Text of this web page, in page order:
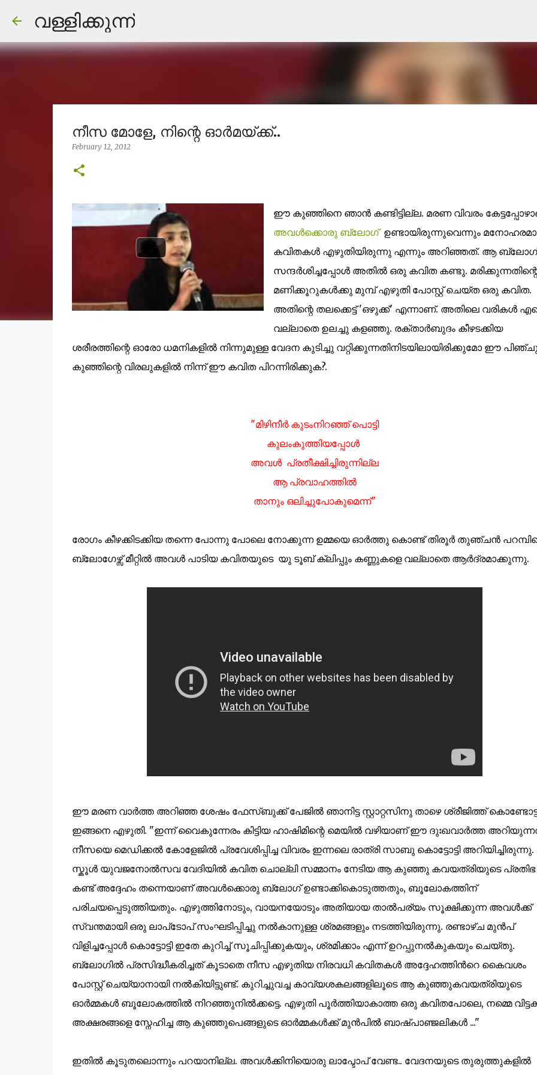
വള്ളിക്കുന്ന്
നീസ മോളേ, നിന്റെ ഓര്‍മയ്ക്ക്..
February 12, 2012
ഈ കുഞ്ഞിനെ ഞാന്‍ കണ്ടിട്ടില്ല. മരണ വിവരം
അവള്‍ക്കൊരു ബ്ലോഗ്‌ ഉണ്ടായിരുന്നുവെന്നും
കവിതകള്‍ എഴുതിയിരുന്നു എന്നും അറിഞ്ഞത്. ആ ബ്ലോഗ്‌
സന്ദര്‍ശിച്ചപ്പോള്‍ അതില്‍ ഒരു കവിത കണ്ടു.
മണിക്കൂറുകള്‍ക്കു മുമ്പ് എഴുതി പോസ്റ്റ്‌ ചെയ്ത ഒരു കവിത.
അതിന്റെ തലക്കെട്ട്‌ 'ഒഴുക്ക്' എന്നാണ്. അതിലെ വരികള്‍
വല്ലാതെ ഉലച്ചു കളഞ്ഞു. രക്താര്‍ബുദം കീഴടക്കിയ
ശരീരത്തിന്റെ ഓരോ ധമനികളില്‍ നിന്നുമുള്ള വേദന കുടിച്ചു വറ്റിക്കുന്നതിനിടയിലായിരിക്കുമോ ഈ
കുഞ്ഞിന്റെ വിരലുകളില്‍ നിന്ന് ഈ കവിത പിറന്നിരിക്കുക?.
"മിഴിനീര്‍ കുടംനിറഞ്ഞ് പൊട്ടി
കുലംകുത്തിയപ്പോള്‍
അവള്‍ പ്രതീക്ഷിച്ചിരുന്നില്ല
ആ പ്രവാഹത്തില്‍
താനും ഒലിച്ചുപോകുമെന്ന്"
രോഗം കീഴക്കിടക്കിയ തന്നെ പോന്നു പോലെ നോക്കുന്ന ഉമ്മയെ ഓര്‍ത്തു കൊണ്ട് തിരൂര്‍ തുഞ്ചന്‍
ബ്ലോഗേഴ്സ് മീറ്റില്‍ അവള്‍ പാടിയ കവിതയുടെ യു ടൂബ് ക്ലിപ്പും കണ്ണുകളെ വല്ലാതെ ആര്‍ദ്രമാക്കുന്നു.
ഈ മരണ വാര്‍ത്ത അറിഞ്ഞ ശേഷം ഫേസ്ബുക്ക്‌ പേജില്‍ ഞാനിട്ട സ്റ്റാറ്റസിനു താഴെ ശ്രീജിത്ത്‌
ഇങ്ങനെ എഴുതി. "ഇന്ന് വൈകുന്നേരം കിട്ടിയ ഹാഷിമിന്റെ മെയില്‍ വഴിയാണ് ഈ ദുഃഖവാര്‍ത്ത
നീസയെ മെഡിക്കല്‍ കോളേജില്‍ പ്രവേശിപ്പിച്ച വിവരം ഇന്നലെ രാത്രി സാബു കൊട്ടോട്ടി അറിയിച്ചിരുന്നു.
സ്കൂള്‍ യുവജനോല്‍സവ വേദിയില്‍ കവിത ചൊല്ലി സമ്മാനം നേടിയ ആ കുഞ്ഞു കവയത്രിയുടെ പ്രതിഭ
കണ്ട് അദ്ദേഹം തന്നെയാണ് അവള്‍ക്കൊരു ബ്ലോഗ്‌ ഉണ്ടാക്കികൊടുത്തതും, ബൂലോകത്തിന്
പരിചയപ്പെടുത്തിയതും. എഴുത്തിനോടും, വായനയോടും അതിയായ താല്‍പര്യം സൂക്ഷിക്കുന്ന അവള്‍ക്ക്
സ്വന്തമായി ഒരു ലാപ്‌ടോപ്‌ സംഘടിപ്പിച്ചു നല്‍കാനുള്ള ശ്രമങ്ങളും നടത്തിയിരുന്നു. രണ്ടാഴ്ച മുന്‍പ്‌
വിളിച്ചപ്പോള്‍ കൊട്ടോട്ടി ഇതേ കുറിച്ച് സൂചിപ്പിക്കുകയും, ശ്രമിക്കാം എന്ന് ഉറപ്പുനല്‍കുകയും ചെയ്തു.
ബ്ലോഗില്‍ പ്രസിദ്ധീകരിച്ചത് കൂടാതെ നീസ എഴുതിയ നിരവധി കവിതകള്‍ അദ്ദേഹത്തിന്‍റെ കൈവശം
പോസ്റ്റ്‌ ചെയ്യാനായി നല്‍കിയിട്ടുണ്ട്. കുറിച്ചുവച്ച കാവ്യശകലങ്ങളിലൂടെ ആ കുഞ്ഞുകവയത്രിയുടെ
ഓര്‍മ്മകള്‍ ബൂലോകത്തില്‍ നിറഞ്ഞുനില്‍ക്കട്ടെ. എഴുതി പൂര്‍ത്തിയാകാത്ത ഒരു കവിതപോലെ, നമ്മെ
അക്ഷരങ്ങളെ സ്നേഹിച്ച ആ കുഞ്ഞുപെങ്ങളുടെ ഓര്‍മ്മകള്‍ക്ക് മുന്‍പില്‍ ബാഷ്പാഞ്ജലികള്‍ ..."
ഇതില്‍ കൂടുതലൊന്നും പറയാനില്ല. അവള്‍ക്കിനിയൊരു ലാപ്ടോപ് വേണ്ട.. വേദനയുടെ തുരുത്തുകളില്‍